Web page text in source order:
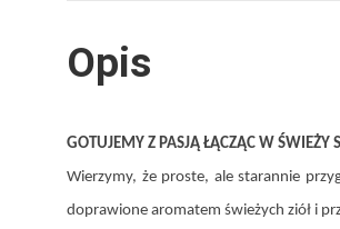
Opis
GOTUJEMY Z PASJĄ ŁĄCZĄC W ŚWIEŻY
Wierzymy, że proste, ale starannie
doprawione aromatem świeżych